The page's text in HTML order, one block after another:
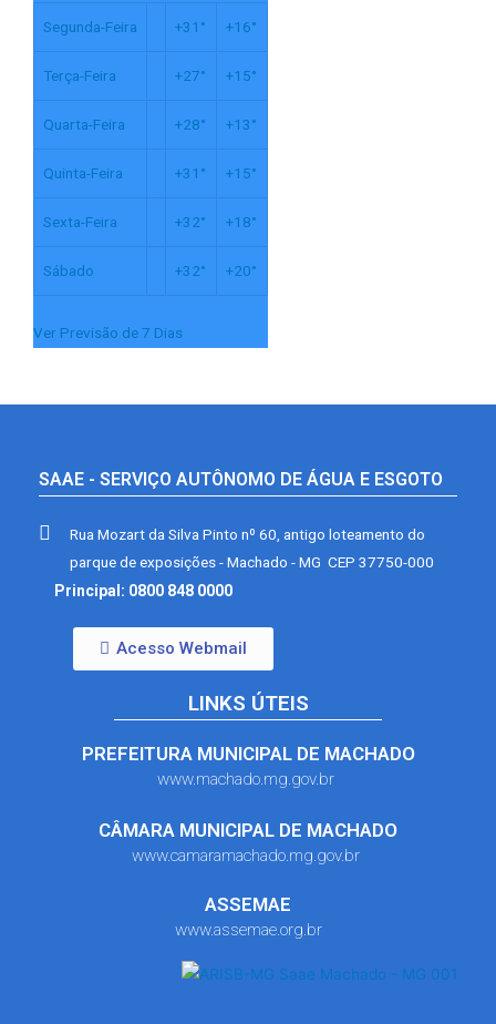
Segunda-Feira +31° +16°
Terça-Feira +27° +15°
Quarta-Feira +28° +13°
Quinta-Feira +31° +15°
Sexta-Feira +32° +18°
Sábado +32° +20°
Ver Previsão de 7 Dias
SAAE - SERVIÇO AUTÔNOMO DE ÁGUA E ESGOTO
Rua Mozart da Silva Pinto nº 60, antigo loteamento do
parque de exposições - Machado - MG CEP 37750-000
Principal: 0800 848 0000
Acesso Webmail
LINKS ÚTEIS
PREFEITURA MUNICIPAL DE MACHADO
www.machado.mg.gov.br
CÂMARA MUNICIPAL DE MACHADO
www.camaramachado.mg.gov.br
ASSEMAE
www.assemae.org.br